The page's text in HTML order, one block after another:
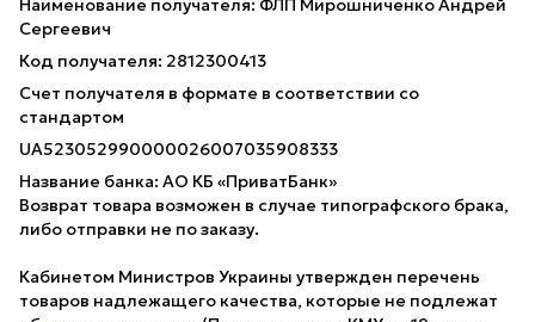
Сергеевич
Код получателя: 2812300413
Счет получателя в формате в соответствии со
стандартом
UA523052990000026007035908333
Название банка: АО КБ «ПриватБанк»
Возврат товара возможен в случае типографского брака,
либо отправки не по заказу.
Кабинетом Министров Украины утвержден перечень
товаров надлежащего качества, которые не подлежат